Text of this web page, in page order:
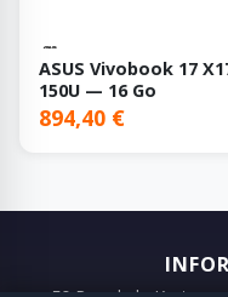
ASUS Vivobook 17
150U — 16 Go
894,40 €